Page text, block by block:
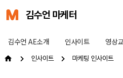
김수언 마케터
김수언 AE소개 인사이트 영상
인사이트 마케팅 인사이트